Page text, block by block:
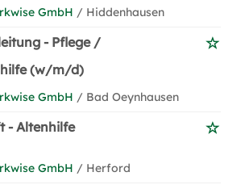
GmbH / Hiddenhausen
- Pflege /
(w/m/d)
GmbH / Bad Oeynhausen
- Altenhilfe
GmbH / Herford